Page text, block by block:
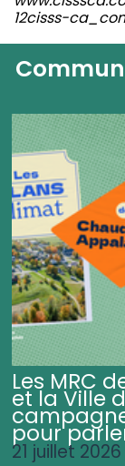
12cisss-
Les MRC
et la Ville
pour
21 juillet 2026